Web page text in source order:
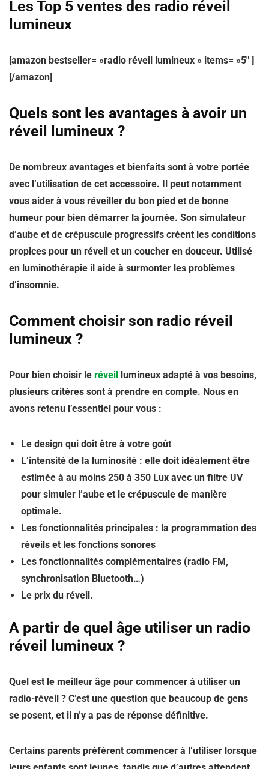
Les Top 5 ventes des radio réveil
lumineux
[amazon bestseller= »radio réveil lumineux » items= »5″ ]
[/amazon]
Quels sont les avantages à avoir un
réveil lumineux ?
De nombreux avantages et bienfaits sont à votre portée
avec l’utilisation de cet accessoire. Il peut notamment
vous aider à vous réveiller du bon pied et de bonne
humeur pour bien démarrer la journée. Son simulateur
d’aube et de crépuscule progressifs créent les conditions
propices pour un réveil et un coucher en douceur. Utilisé
en luminothérapie il aide à surmonter les problèmes
d’insomnie.
Comment choisir son radio réveil
lumineux ?
Pour bien choisir le réveil lumineux adapté à vos besoins,
plusieurs critères sont à prendre en compte. Nous en
avons retenu l’essentiel pour vous :
Le design qui doit être à votre goût
L’intensité de la luminosité : elle doit idéalement être
estimée à au moins 250 à 350 Lux avec un filtre UV
pour simuler l’aube et le crépuscule de manière
optimale.
Les fonctionnalités principales : la programmation des
réveils et les fonctions sonores
Les fonctionnalités complémentaires (radio FM,
synchronisation Bluetooth…)
Le prix du réveil.
A partir de quel âge utiliser un radio
réveil lumineux ?
Quel est le meilleur âge pour commencer à utiliser un
radio-réveil ? C’est une question que beaucoup de gens
se posent, et il n’y a pas de réponse définitive.
Certains parents préfèrent commencer à l’utiliser lorsque